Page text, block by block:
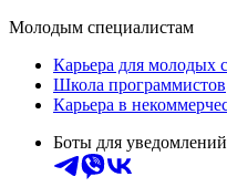
Молодым специалистам
Карьера для молодых
Школа программистов
Карьера в
Боты для уведомлений